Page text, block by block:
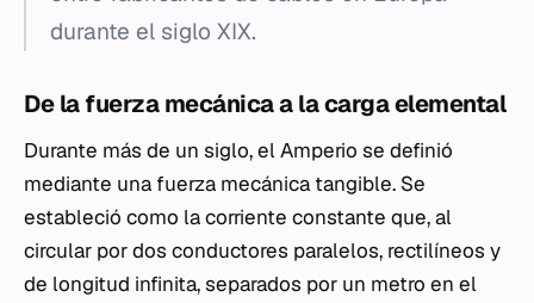
durante el siglo XIX.
De la fuerza mecánica a la carga elemental
Durante más de un siglo, el Amperio se definió
mediante una fuerza mecánica tangible. Se
estableció como la corriente constante que, al
circular por dos conductores paralelos, rectilíneos y
de longitud infinita, separados por un metro en el